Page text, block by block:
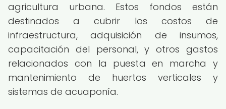
agricultura urbana. Estos fondos están
destinados a cubrir los costos de
infraestructura, adquisición de insumos,
capacitación del personal, y otros gastos
relacionados con la puesta en marcha y
mantenimiento de huertos verticales y
sistemas de acuaponía.